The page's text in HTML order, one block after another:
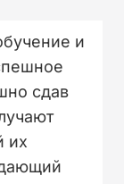
и
сдав
их